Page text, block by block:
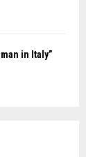
in Italy”